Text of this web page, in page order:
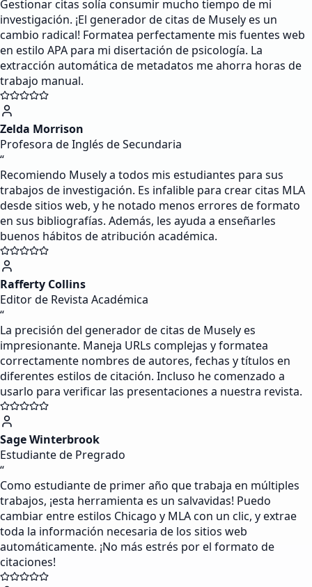
Gestionar citas solía consumir mucho tiempo de mi
investigación. ¡El generador de citas de Musely es un
cambio radical! Formatea perfectamente mis fuentes web
en estilo APA para mi disertación de psicología. La
extracción automática de metadatos me ahorra horas de
trabajo manual.
Zelda Morrison
Profesora de Inglés de Secundaria
“
Recomiendo Musely a todos mis estudiantes para sus
trabajos de investigación. Es infalible para crear citas MLA
desde sitios web, y he notado menos errores de formato
en sus bibliografías. Además, les ayuda a enseñarles
buenos hábitos de atribución académica.
Rafferty Collins
Editor de Revista Académica
“
La precisión del generador de citas de Musely es
impresionante. Maneja URLs complejas y formatea
correctamente nombres de autores, fechas y títulos en
diferentes estilos de citación. Incluso he comenzado a
usarlo para verificar las presentaciones a nuestra revista.
Sage Winterbrook
Estudiante de Pregrado
“
Como estudiante de primer año que trabaja en múltiples
trabajos, ¡esta herramienta es un salvavidas! Puedo
cambiar entre estilos Chicago y MLA con un clic, y extrae
toda la información necesaria de los sitios web
automáticamente. ¡No más estrés por el formato de
citaciones!